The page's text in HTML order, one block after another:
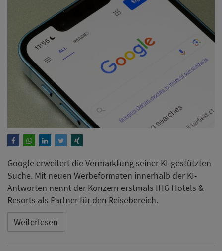
Google erweitert die Vermarktung seiner KI-gestützten
Suche. Mit neuen Werbeformaten innerhalb der KI-
Antworten nennt der Konzern erstmals IHG Hotels &
Resorts als Partner für den Reisebereich.
Weiterlesen